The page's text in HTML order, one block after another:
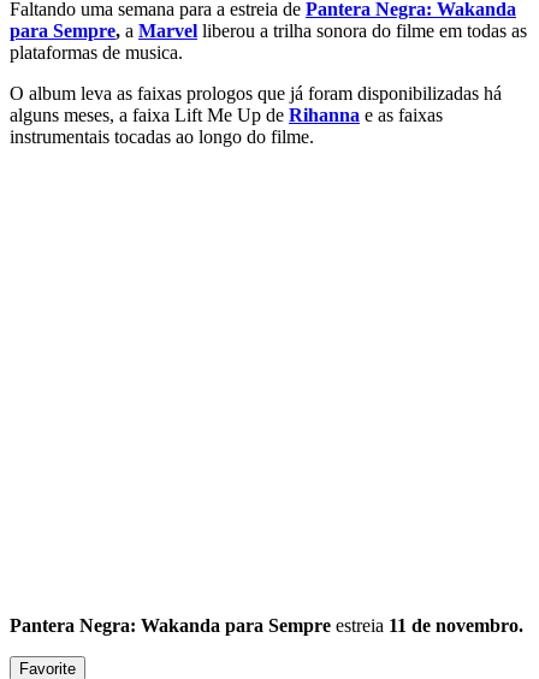
Faltando uma semana para a estreia de Pantera Negra: Wakanda
para Sempre, a Marvel liberou a trilha sonora do filme em todas as
plataformas de musica.
O album leva as faixas prologos que já foram disponibilizadas há
alguns meses, a faixa Lift Me Up de Rihanna e as faixas
instrumentais tocadas ao longo do filme.
Pantera Negra: Wakanda para Sempre estreia 11 de novembro.
Favorite